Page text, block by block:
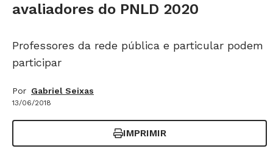
avaliadores do PNLD 2020
Professores da rede pública e particular podem
participar
Por Gabriel Seixas
13/06/2018
IMPRIMIR